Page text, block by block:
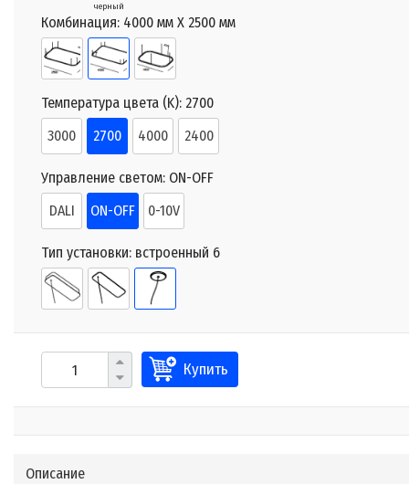
черный
Комбинация: 4000 мм X 2500 мм
Температура цвета (K): 2700
3000
2700 4000 2400
Управление светом: ON-OFF
DALI
ON-OFF 0-10V
Тип установки: встроенный 6
Купить
Описание